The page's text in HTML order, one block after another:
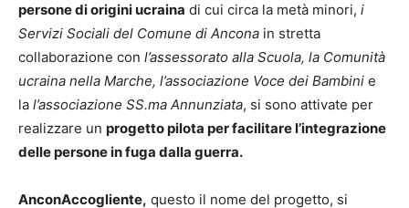
persone di origini ucraina di cui circa la metà minori, i
Servizi Sociali del Comune di Ancona in stretta
collaborazione con l’assessorato alla Scuola, la Comunità
ucraina nella Marche, l’associazione Voce dei Bambini e
la l’associazione SS.ma Annunziata, si sono attivate per
realizzare un progetto pilota per facilitare l’integrazione
delle persone in fuga dalla guerra.
AnconAccogliente, questo il nome del progetto, si